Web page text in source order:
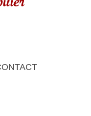
CONTACT